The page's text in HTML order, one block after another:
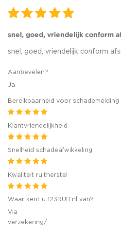
snel, goed, vriendelijk conform
snel, goed, vriendelijk conform
Aanbevelen?
Ja
Bereikbaarheid voor schademelding
Klantvriendelijkheid
Snelheid schadeafwikkeling
Kwaliteit ruitherstel
Waar kent u 123RUIT.nl van?
Via
verzekering/